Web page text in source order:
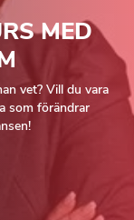
MED
vet? Vill du vara
som förändrar